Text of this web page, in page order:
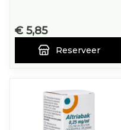
€ 5,85
Reserveer